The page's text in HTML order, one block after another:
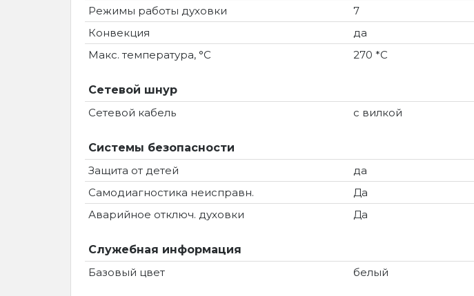
Режимы работы духовки
7
Конвекция
да
Макс. температура, °C
270 *С
Сетевой шнур
Сетевой кабель
с вилкой
Системы безопасности
Защита от детей
да
Самодиагностика неисправн.
Да
Аварийное отключ. духовки
Да
Служебная информация
Базовый цвет
белый